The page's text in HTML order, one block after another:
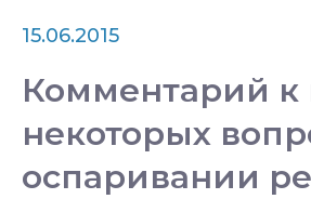
15.06.2015
Комментарий к
некоторых
оспаривании